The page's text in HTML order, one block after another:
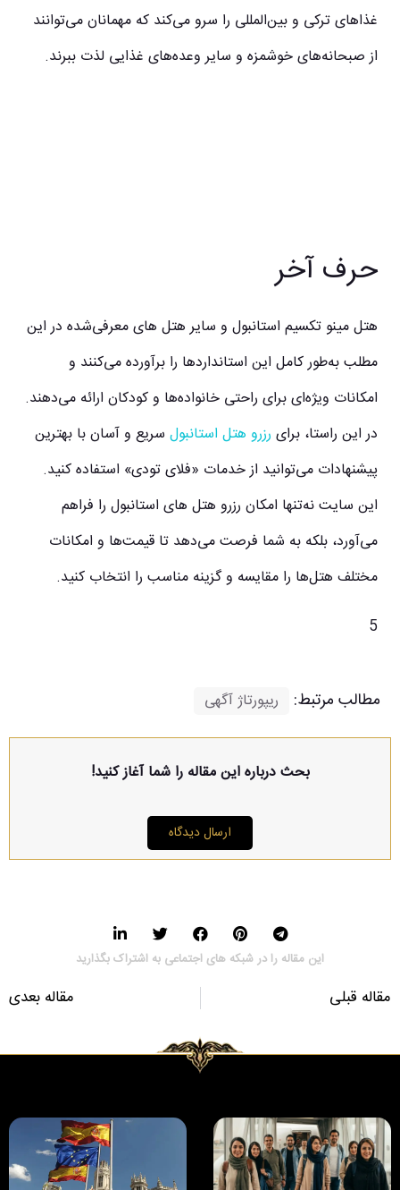
غذاهای ترکی و بین‌المللی را سرو می‌کند که مهمانان می‌توانند
از صبحانه‌های خوشمزه و سایر وعده‌های غذایی لذت ببرند.
حرف آخر
هتل مینو تکسیم استانبول و سایر هتل های معرفی‌شده در این
مطلب به‌طور کامل این استانداردها را برآورده می‌کنند و
امکانات ویژه‌ای برای راحتی خانواده‌ها و کودکان ارائه می‌دهند.
در این راستا، برای رزرو هتل استانبول سریع و آسان با بهترین
پیشنهادات می‌توانید از خدمات «فلای تودی» استفاده کنید.
این سایت نه‌تنها امکان رزرو هتل ‌های استانبول را فراهم
می‌آورد، بلکه به شما فرصت می‌دهد تا قیمت‌ها و امکانات
مختلف هتل‌ها را مقایسه و گزینه مناسب را انتخاب کنید.
5
مطالب مرتبط: ریپورتاژ آگهی
بحث درباره این مقاله را شما آغاز کنید!
ارسال دیدگاه
این مقاله را در شبکه های اجتماعی به اشتراک بگذارید
مقاله قبلی مقاله بعدی